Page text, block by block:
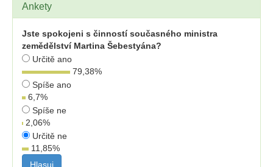
Ankety
Jste spokojeni s činností současného ministra
zemědělství Martina Šebestyána?
Určitě ano
79,38%
Spíše ano
6,7%
Spíše ne
2,06%
Určitě ne
11,85%